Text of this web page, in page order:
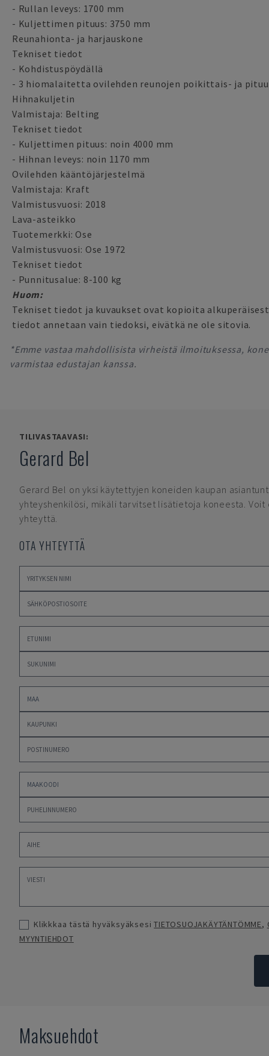
- Rullan leveys: 1700 mm
- Kuljettimen pituus: 3750 mm
Reunahionta- ja harjauskone
Tekniset tiedot
- Kohdistuspöydällä
- 3 hiomalaitetta ovilehden reunojen poikittais- ja
Hihnakuljetin
Valmistaja: Belting
Tekniset tiedot
- Kuljettimen pituus: noin 4000 mm
- Hihnan leveys: noin 1170 mm
Ovilehden kääntöjärjestelmä
Valmistaja: Kraft
Valmistusvuosi: 2018
Lava-asteikko
Tuotemerkki: Ose
Valmistusvuosi: Ose 1972
Tekniset tiedot
- Punnitusalue: 8-100 kg
Huom:
Tekniset tiedot ja kuvaukset ovat kopioita
tiedot annetaan vain tiedoksi, eivätkä ne ole sitovia.
*Emme vastaa mahdollisista virheistä ilmoituksessa,
varmistaa edustajan kanssa.
TILIVASTAAVASI:
Gerard Bel
Gerard Bel on yksi käytettyjen koneiden kaupan
yhteyshenkilösi, mikäli tarvitset lisätietoja koneesta. Voit
yhteyttä.
OTA YHTEYTTÄ
Klikkkaa tästä hyväksyäksesi TIETOSUOJAKÄYTÄNTÖMME,
MYYNTIEHDOT
Maksuehdot